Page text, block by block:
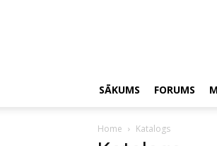
SĀKUMS FORUMS
Home Katalogs